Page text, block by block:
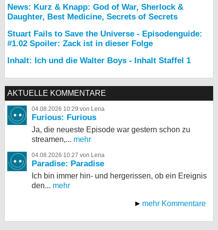
News: Kurz & Knapp: God of War, Sherlock &
Daughter, Best Medicine, Secrets of Secrets
Stuart Fails to Save the Universe - Episodenguide:
#1.02 Spoiler: Zack ist in dieser Folge
Inhalt: Ich und die Walter Boys - Inhalt Staffel 1
AKTUELLE KOMMENTARE
04.08.2026 10:29 von Lena
Furious: Furious
Ja, die neueste Episode war gestern schon zu
streamen,... mehr
04.08.2026 10:27 von Lena
Paradise: Paradise
Ich bin immer hin- und hergerissen, ob ein Ereignis
den... mehr
mehr Kommentare